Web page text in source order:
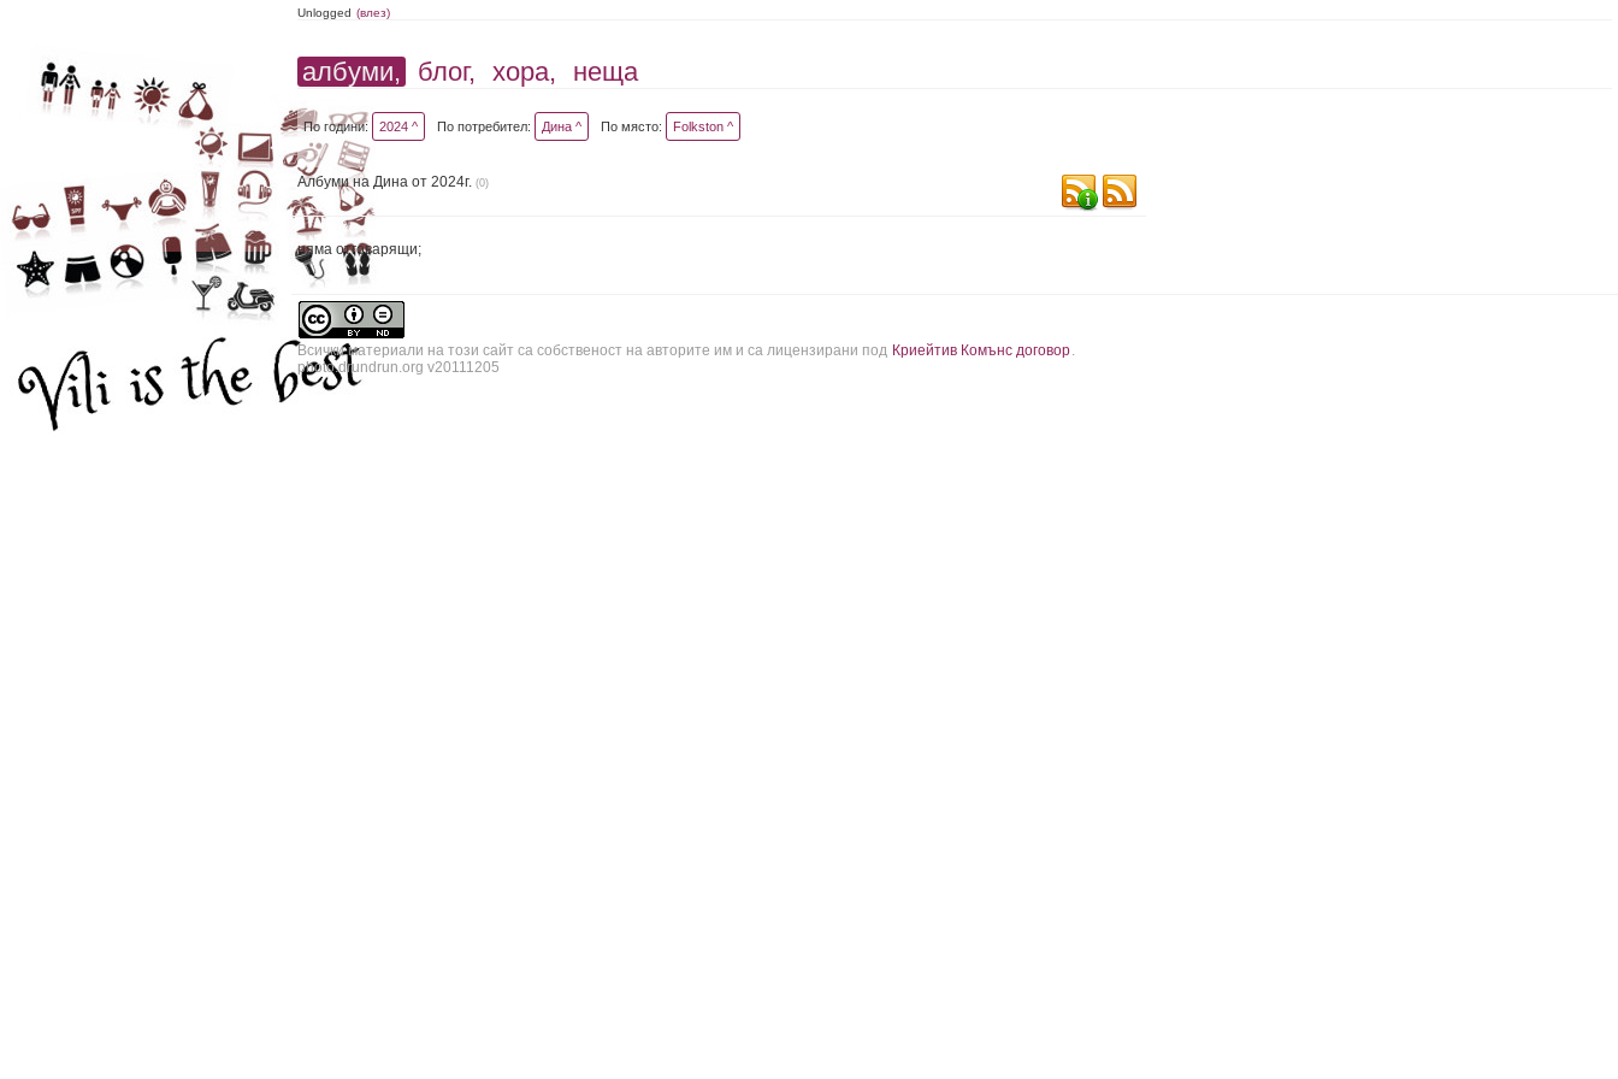
Unlogged (влез)
албуми, блог, хора, неща
По години: 2024 ^ По потребител: Дина ^ По място: Folkston ^
Албуми на Дина от 2024г. (0)
няма отговарящи;
Всички материали на този сайт са собственост на авторите им и са лицензирани под Криейтив Комънс договор.
photo.drundrun.org v20111205